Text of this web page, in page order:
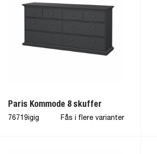
Paris Kommode 8 skuffer
76719igig Fås i flere varianter